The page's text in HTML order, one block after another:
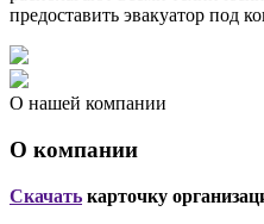
предоставить эвакуатор под
О нашей компании
О компании
Скачать карточку